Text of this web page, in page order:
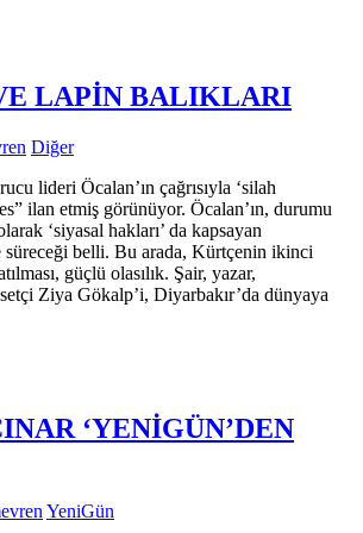
LAPİN BALIKLARI
Diğer
lideri Öcalan’ın çağrısıyla ‘silah
ilan etmiş görünüyor. Öcalan’ın, durumu
‘siyasal hakları’ da kapsayan
süreceği belli. Bu arada, Kürtçenin ikinci
güçlü olasılık. Şair, yazar,
Ziya Gökalp’i, Diyarbakır’da dünyaya
‘YENİGÜN’DEN
YeniGün